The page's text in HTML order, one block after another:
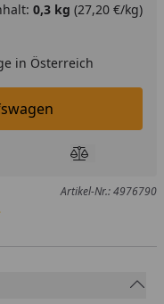
0,3 kg (27,20 €/kg)
in Österreich
Einkaufswagen legen
hinzufügenProdukt
Artikel-Nr.: 4976790